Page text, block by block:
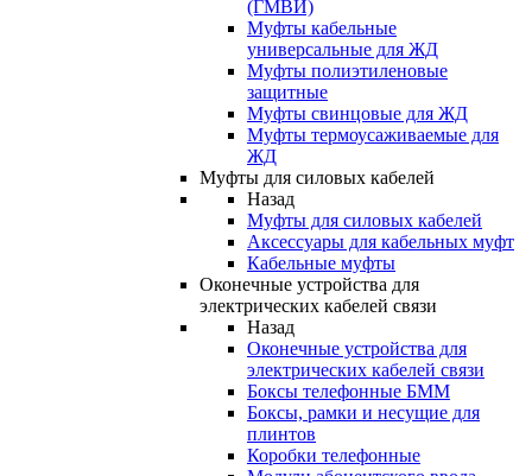
(ГМВИ)
Муфты кабельные
универсальные для ЖД
Муфты полиэтиленовые
защитные
Муфты свинцовые для ЖД
Муфты термоусаживаемые для
ЖД
Муфты для силовых кабелей
Назад
Муфты для силовых кабелей
Аксессуары для кабельных муфт
Кабельные муфты
Оконечные устройства для
электрических кабелей связи
Назад
Оконечные устройства для
электрических кабелей связи
Боксы телефонные БММ
Боксы, рамки и несущие для
плинтов
Коробки телефонные